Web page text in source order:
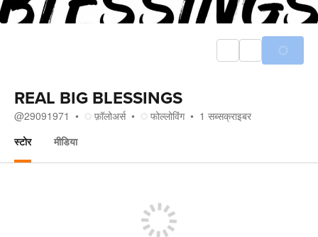
REAL BIG BLESSINGS
@29091971 फ़ॉलोअर्स फोल्लोविंग 1 सब्सक्राइबर
स्टोर
मीडिया